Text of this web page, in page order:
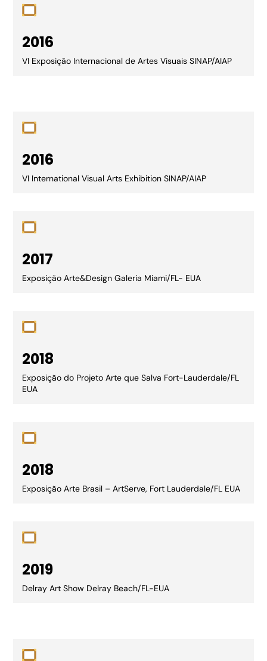
2016
VI Exposição Internacional de Artes Visuais SINAP/AIAP
2016
VI International Visual Arts Exhibition SINAP/AIAP
2017
Exposição Arte&Design Galeria Miami/FL- EUA
2018
Exposição do Projeto Arte que Salva Fort-Lauderdale/FL
EUA
2018
Exposição Arte Brasil – ArtServe, Fort Lauderdale/FL EUA
2019
Delray Art Show Delray Beach/FL-EUA